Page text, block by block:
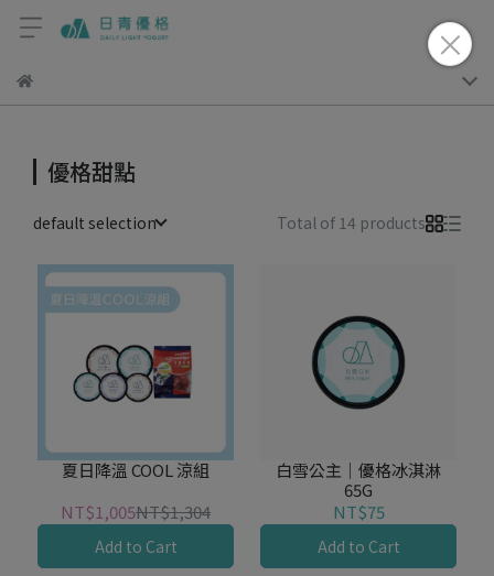
優格甜點
default selection Total of 14 products
夏日降溫 COOL 涼組
NT$1,005NT$1,304
Add to Cart
白雪公主｜優格冰淇淋
65G
NT$75
Add to Cart